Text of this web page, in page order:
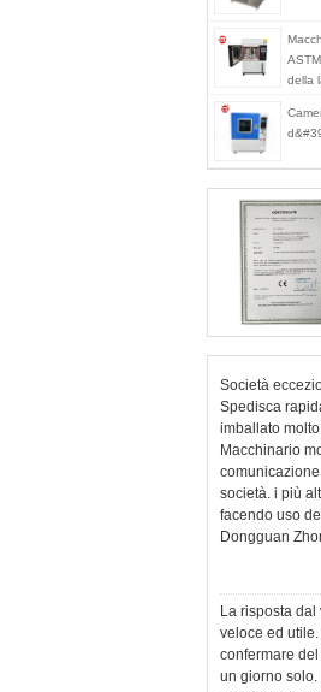
della
Società
Spedisca
imballato
Macchinario
società. i più
facendo uso
Dongguan
La risposta
veloce ed
confermare del
un giorno solo.